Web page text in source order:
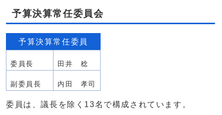
予算決算常任委員会
予算決算常任委員
委員長 田井 稔
副委員長 内田 孝司
委員は、議長を除く13名で構成されています。